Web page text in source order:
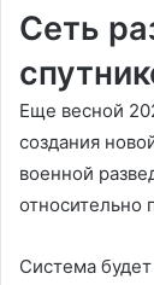
Сеть
Еще весной
создания
военной
относительно
Система